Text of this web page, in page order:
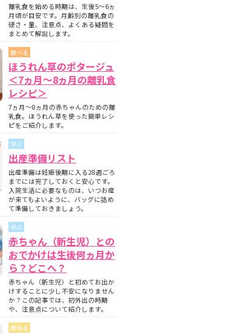
離乳食を始める時期は、生後5〜6ヵ
月頃が目安です。月齢別の離乳食の
硬さ・量、注意点、よくある疑問を
まとめて解説します。
食べる
ほうれん草のポタージュ
＜7ヵ月〜8ヵ月の離乳食
レシピ＞
7ヵ月～8ヵ月の赤ちゃんのための離
乳食。ほうれん草を使った簡単レシ
ピをご紹介します。
学ぶ
出産準備リスト
出産準備は妊娠後期に入る28週ごろ
までには完了しておくと安心です。
入院生活に必要なものは、いつお産
が来てもよいように、バッグに詰め
て準備しておきましょう。
学ぶ
赤ちゃん（新生児）との
おでかけは生後何ヵ月か
ら？どこへ？
赤ちゃん（新生児）と初めてお出か
けすることに少し不安になりません
か？この記事では、初外出の時期
や、注意点について紹介します。
尋ねる